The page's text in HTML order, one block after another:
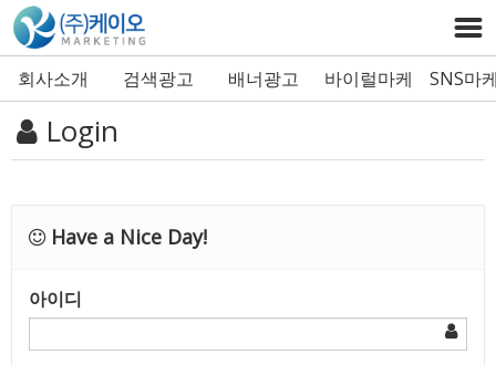
회사소개 검색광고 배너광고
바이럴마케
SNS마
Login
Have a Nice Day!
아이디